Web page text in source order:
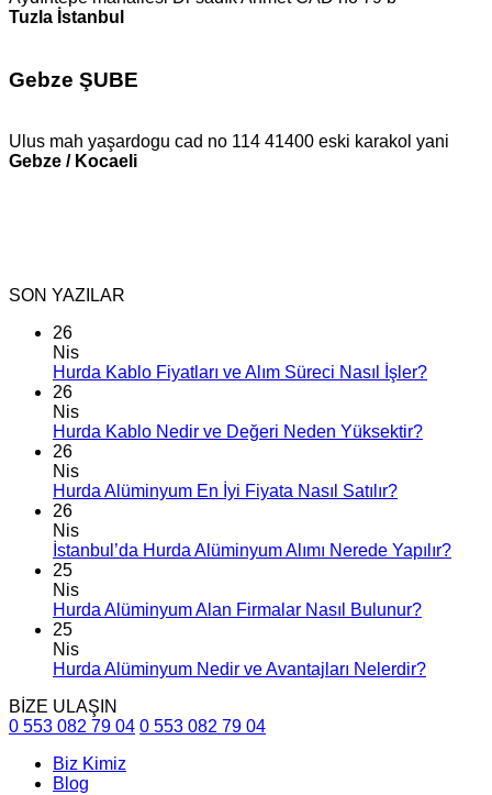
Tuzla İstanbul
Gebze ŞUBE
Ulus mah yaşardogu cad no 114 41400 eski karakol yani
Gebze / Kocaeli
SON YAZILAR
26
Nis
Hurda Kablo Fiyatları ve Alım Süreci Nasıl İşler?
26
Nis
Hurda Kablo Nedir ve Değeri Neden Yüksektir?
26
Nis
Hurda Alüminyum En İyi Fiyata Nasıl Satılır?
26
Nis
İstanbul’da Hurda Alüminyum Alımı Nerede Yapılır?
25
Nis
Hurda Alüminyum Alan Firmalar Nasıl Bulunur?
25
Nis
Hurda Alüminyum Nedir ve Avantajları Nelerdir?
BİZE ULAŞIN
0 553 082 79 04 0 553 082 79 04
Biz Kimiz
Blog